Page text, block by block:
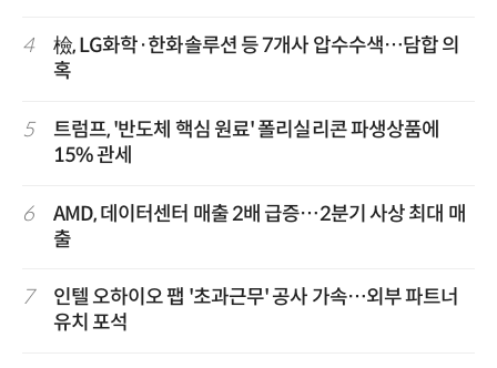
4
檢, LG화학·한화솔루션 등 7개사 압수수색…담합 의
혹
5
트럼프, '반도체 핵심 원료' 폴리실리콘 파생상품에
15% 관세
6
AMD, 데이터센터 매출 2배 급증…2분기 사상 최대 매
출
7
인텔 오하이오 팹 '초과근무' 공사 가속…외부 파트너
유치 포석